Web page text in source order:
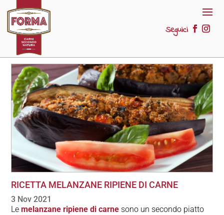
Seguici
RICETTA MELANZANE RIPIENE DI CARNE
3 Nov 2021
Lemelanzane ripiene di carne sono un secondo piatto